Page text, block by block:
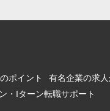
ポイント
有名企業の求
・Iターン転職サポート